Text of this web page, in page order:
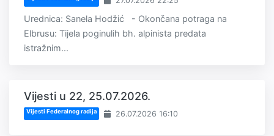
Urednica: Sanela Hodžić - Okončana potraga na
Elbrusu: Tijela poginulih bh. alpinista predata
istražnim...
Vijesti u 22, 25.07.2026.
Vijesti Federalnog radija 26.07.2026 16:10